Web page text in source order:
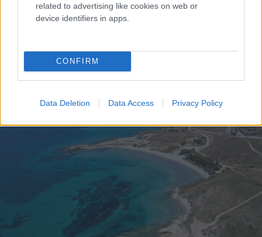
related to advertising like cookies on web or
device identifiers in apps.
CONFIRM
Data Deletion Data Access Privacy Policy
μπορούν να ασκούν ιδιωτικό έργο
Στο πλαίσιο στελέχωσης του ΕΣΥ, το ΦΕΚ επιτρέπει στους
20.07.2024 16:48